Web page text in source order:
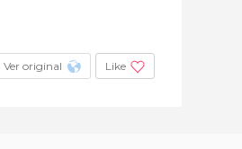
Ver original Like